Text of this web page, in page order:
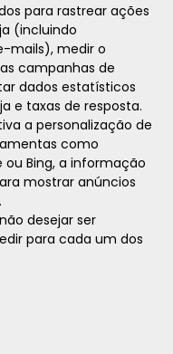
para rastrear ações
(incluindo
mails), medir o
campanhas de
dados estatísticos
e taxas de resposta.
a personalização de
como
ou Bing, a informação
mostrar anúncios
desejar ser
para cada um dos